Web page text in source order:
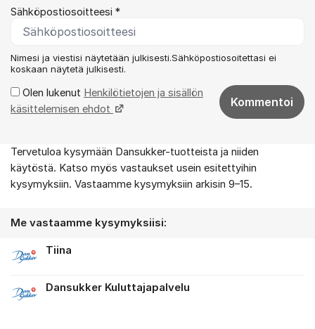
Sähköpostiosoitteesi *
Nimesi ja viestisi näytetään julkisesti.Sähköpostiosoitettasi ei
koskaan näytetä julkisesti.
Olen lukenut Henkilötietojen ja sisällön
käsittelemisen ehdot
Kommentoi
Tietoa foorumista
Tervetuloa kysymään Dansukker-tuotteista ja niiden
käytöstä. Katso myös vastaukset usein esitettyihin
kysymyksiin. Vastaamme kysymyksiin arkisin 9–15.
Me vastaamme kysymyksiisi:
Tiina
Dansukker Kuluttajapalvelu